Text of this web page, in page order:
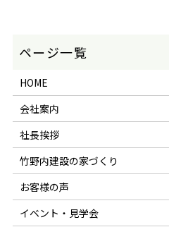
HOME
会社案内
社長挨拶
竹野内建設の家づくり
お客様の声
イベント・見学会